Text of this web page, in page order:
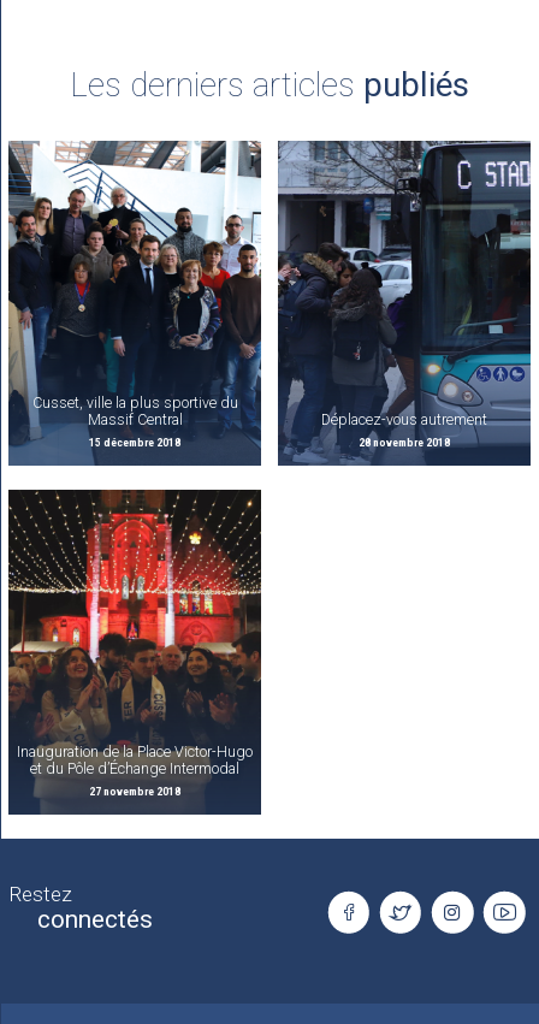
Les derniers articles publiés
Cusset, ville la plus sportive du
Massif Central
15 décembre 2018
Déplacez-vous autrement
28 novembre 2018
Inauguration de la Place Victor-Hugo
et du Pôle d’Échange Intermodal
27 novembre 2018
Restez
connectés